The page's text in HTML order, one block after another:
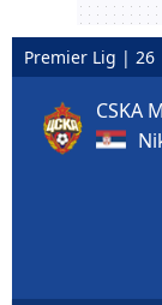
Premier Lig | 26
CSKA